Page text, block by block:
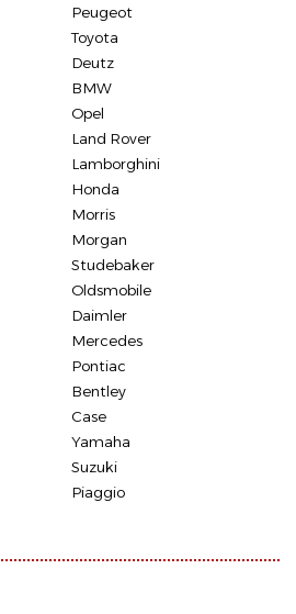
Peugeot
Toyota
Deutz
BMW
Opel
Land Rover
Lamborghini
Honda
Morris
Morgan
Studebaker
Oldsmobile
Daimler
Mercedes
Pontiac
Bentley
Case
Yamaha
Suzuki
Piaggio